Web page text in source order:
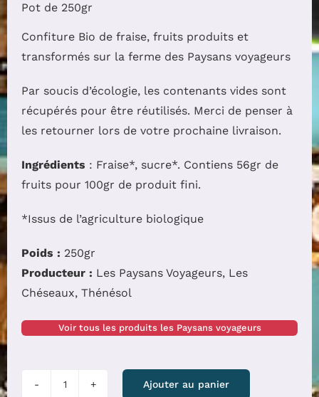
Pot de 250gr
Confiture Bio de fraise, fruits produits et
transformés sur la ferme des Paysans voyageurs
Par soucis d’écologie, les contenants vides sont
récupérés pour être réutilisés. Merci de penser à
les retourner lors de votre prochaine livraison.
Ingrédients : Fraise*, sucre*. Contiens 56gr de
fruits pour 100gr de produit fini.
*Issus de l’agriculture biologique
Poids : 250gr
Producteur : Les Paysans Voyageurs, Les
Chéseaux, Thénésol
Voir tous les produits les Paysans voyageurs
quantité
Ajouter au panier